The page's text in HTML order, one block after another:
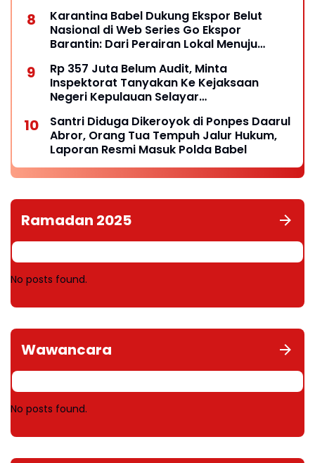
Karantina Babel Dukung Ekspor Belut
Nasional di Web Series Go Ekspor
Barantin: Dari Perairan Lokal Menuju
Rp 357 Juta Belum Audit, Minta
Inspektorat Tanyakan Ke Kejaksaan
Negeri Kepulauan Selayar
Santri Diduga Dikeroyok di Ponpes Daarul
Abror, Orang Tua Tempuh Jalur Hukum,
Laporan Resmi Masuk Polda Babel
Ramadan 2025
No posts found.
Wawancara
No posts found.